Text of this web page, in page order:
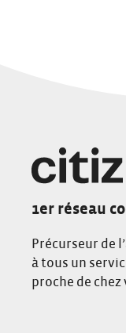
1er réseau
Précurseur de
à tous un
proche de chez